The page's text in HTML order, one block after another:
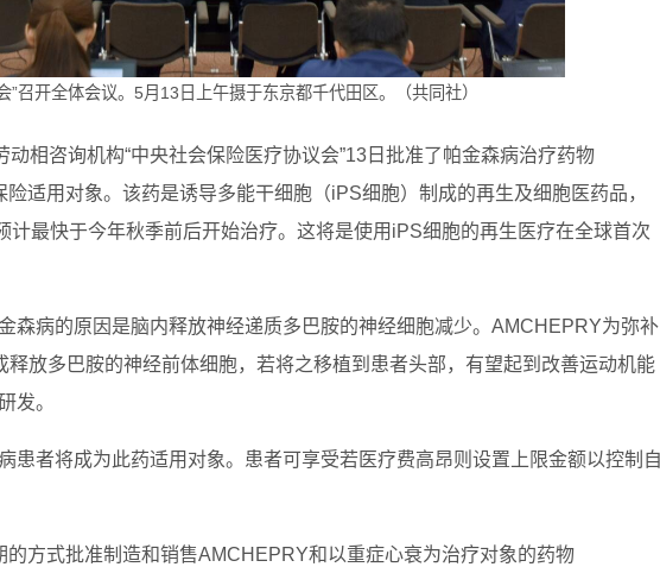
”召开全体会议。5月13日上午摄于东京都千代田区。（共同社）
动相咨询机构“中央社会保险医疗协议会”13日批准了帕金森病治疗药物
适用对象。该药是诱导多能干细胞（iPS细胞）制成的再生及细胞医药品，
计最快于今年秋季前后开始治疗。这将是使用iPS细胞的再生医疗在全球首次
森病的原因是脑内释放神经递质多巴胺的神经细胞减少。AMCHEPRY为弥补
放多巴胺的神经前体细胞，若将之移植到患者头部，有望起到改善运动机能
发。
患者将成为此药适用对象。患者可享受若医疗费高昂则设置上限金额以控制自
方式批准制造和销售AMCHEPRY和以重症心衰为治疗对象的药物